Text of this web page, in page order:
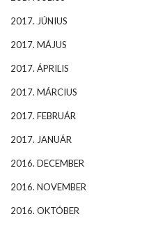
2017. JÚNIUS
2017. MÁJUS
2017. ÁPRILIS
2017. MÁRCIUS
2017. FEBRUÁR
2017. JANUÁR
2016. DECEMBER
2016. NOVEMBER
2016. OKTÓBER